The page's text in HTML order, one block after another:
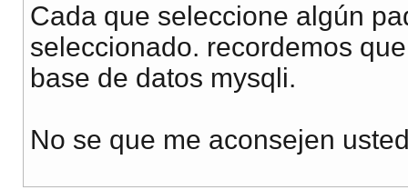
Cada que seleccione algún
seleccionado. recordemos
base de datos mysqli.
No se que me aconsejen